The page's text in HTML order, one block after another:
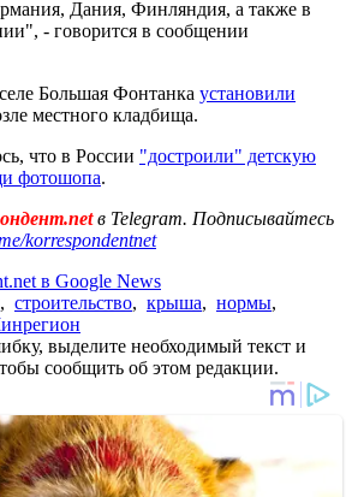
Дания, Финляндия, а также в
- говорится в сообщении
Большая Фонтанка установили
местного кладбища.
что в России "достроили" детскую
фотошопа.
в Telegram. Подписывайтесь
korrespondentnet
в Google News
, строительство, крыша, нормы,
выделите необходимый текст и
сообщить об этом редакции.